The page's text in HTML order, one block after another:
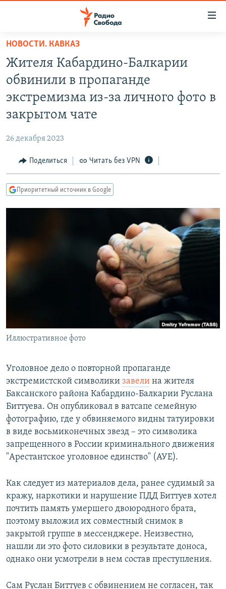
упрощенного
доступа
Вернуться
основному
содержанию
Вернутся
навигации
Вернутся
ПОДКАСТЫ
АВТОРСКИЕ ПРОЕКТЫ
КУЛЬТУРА
IDEL.РЕАЛИИ
КАВКАЗ.РЕАЛИИ
ПОДПИШИТЕСЬ НА РАССЫЛКУ
НОВОСТИ. КАВКАЗ
Жителя Кабардино-Балкарии
обвинили в пропаганде
экстремизма из-за личного фото в
закрытом чате
26 декабря 2023
Поделиться Читать без VPN
Приоритетный источник в Google
Иллюстративное фото
Уголовное дело о повторной пропаганде
экстремистской символики завели на жителя
Баксанского района Кабардино-Балкарии Руслана
Биттуева. Он опубликовал в ватсапе семейную
фотографию, где у обвиняемого видны татуировки
в виде восьмиконечных звезд – это символика
запрещенного в России криминального движения
"Арестантское уголовное единство" (АУЕ).
Как следует из материалов дела, ранее судимый за
кражу, наркотики и нарушение ПДД Биттуев хотел
почтить память умершего двоюродного брата,
поэтому выложил их совместный снимок в
закрытой группе в мессенджере. Неизвестно,
нашли ли это фото силовики в результате доноса,
однако они усмотрели в нем состав преступления.
Сам Руслан Биттуев с обвинением не согласен, так